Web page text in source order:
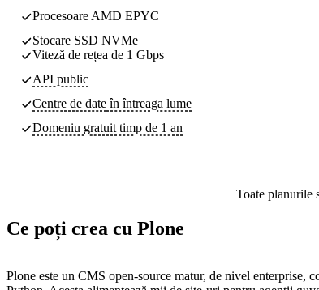
Procesoare AMD EPYC
Stocare SSD NVMe
Viteză de rețea de 1 Gbps
API public
Centre de dateîn întreaga lume
Domeniu gratuit timp de 1 an
Toate planurile
Ce poți crea cu Plone
Plone este un CMS open-source matur, de nivel enterprise,